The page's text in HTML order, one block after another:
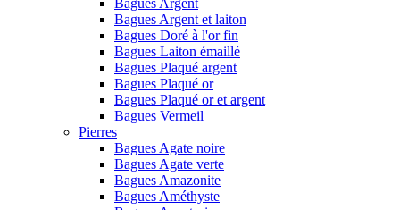
Bagues Argent
Bagues Argent et laiton
Bagues Doré à l'or fin
Bagues Laiton émaillé
Bagues Plaqué argent
Bagues Plaqué or
Bagues Plaqué or et argent
Bagues Vermeil
Pierres
Bagues Agate noire
Bagues Agate verte
Bagues Amazonite
Bagues Améthyste